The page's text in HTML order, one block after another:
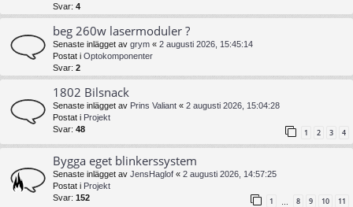
Svar: 4
beg 260w lasermoduler ?
Senaste inlägget av grym « 2 augusti 2026, 15:45:14
Postat i Optokomponenter
Svar: 2
1802 Bilsnack
Senaste inlägget av Prins Valiant « 2 augusti 2026, 15:04:28
Postat i Projekt
Svar: 48 1 2 3 4
Bygga eget blinkerssystem
Senaste inlägget av JensHaglof « 2 augusti 2026, 14:57:25
Postat i Projekt
Svar: 152 1 8 9 10 11